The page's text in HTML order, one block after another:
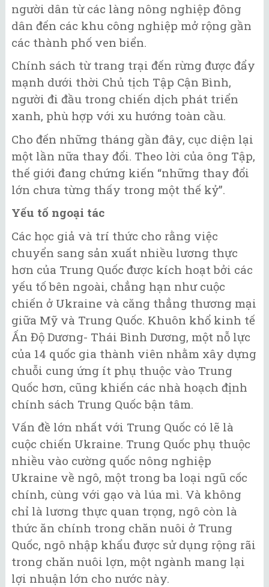
người dân từ các làng nông nghiệp đông
dân đến các khu công nghiệp mở rộng gần
các thành phố ven biển.
Chính sách từ trang trại đến rừng được đẩy
mạnh dưới thời Chủ tịch Tập Cận Bình,
người đi đầu trong chiến dịch phát triển
xanh, phù hợp với xu hướng toàn cầu.
Cho đến những tháng gần đây, cục diện lại
một lần nữa thay đổi. Theo lời của ông Tập,
thế giới đang chứng kiến ​​“những thay đổi
lớn chưa từng thấy trong một thế kỷ”.
Yếu tố ngoại tác
Các học giả và trí thức cho rằng việc
chuyển sang sản xuất nhiều lương thực
hơn của Trung Quốc được kích hoạt bởi các
yếu tố bên ngoài, chẳng hạn như cuộc
chiến ở Ukraine và căng thẳng thương mại
giữa Mỹ và Trung Quốc. Khuôn khổ kinh tế
Ấn Độ Dương- Thái Bình Dương, một nỗ lực
của 14 quốc gia thành viên nhằm xây dựng
chuỗi cung ứng ít phụ thuộc vào Trung
Quốc hơn, cũng khiến các nhà hoạch định
chính sách Trung Quốc bận tâm.
Vấn đề lớn nhất với Trung Quốc có lẽ là
cuộc chiến Ukraine. Trung Quốc phụ thuộc
nhiều vào cường quốc nông nghiệp
Ukraine về ngô, một trong ba loại ngũ cốc
chính, cùng với gạo và lúa mì. Và không
chỉ là lương thực quan trọng, ngô còn là
thức ăn chính trong chăn nuôi ở Trung
Quốc, ngô nhập khẩu được sử dụng rộng rãi
trong chăn nuôi lợn, một ngành mang lại
lợi nhuận lớn cho nước này.